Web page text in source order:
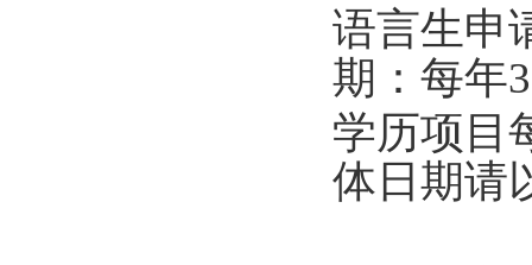
语言生申
期：每年
学历项目
体日期请